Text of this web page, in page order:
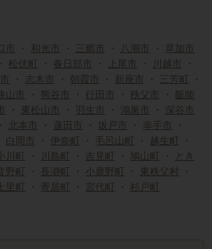
市 ・ 和光市 ・ 三郷市 ・ 八潮市 ・
草加市
松伏町 ・ 春日部市 ・ 上尾市 ・ 川越市
・
・ 志木市 ・ 朝霞市 ・ 新座市 ・ 三芳町 ・
山市 ・ 熊谷市 ・ 行田市 ・ 秩父市 ・ 飯能
・ 東松山市 ・ 羽生市 ・ 鴻巣市 ・ 深谷市
北本市 ・ 蓮田市 ・ 坂戸市 ・ 幸手市
・
白岡市 ・ 伊奈町 ・ 毛呂山町 ・ 越生町 ・
川町 ・ 川島町 ・ 吉見町 ・ 鳩山町 ・
とき
野町 ・ 長瀞町 ・ 小鹿野町 ・ 東秩父村
・
上里町 ・ 寄居町 ・ 宮代町 ・杉戸町